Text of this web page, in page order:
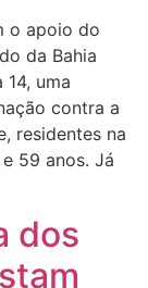
o apoio do
da Bahia
uma
contra a
residentes na
59 anos. Já
dos